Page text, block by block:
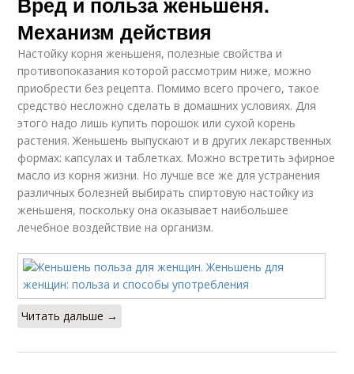
Механизм действия
Настойку корня женьшеня, полезные свойства и
противопоказания которой рассмотрим ниже, можно
приобрести без рецепта. Помимо всего прочего, такое
средство несложно сделать в домашних условиях. Для
этого надо лишь купить порошок или сухой корень
растения. Женьшень выпускают и в других лекарственных
формах: капсулах и таблетках. Можно встретить эфирное
масло из корня жизни. Но лучше все же для устранения
различных болезней выбирать спиртовую настойку из
женьшеня, поскольку она оказывает наибольшее
лечебное воздействие на организм.
Читать дальше →